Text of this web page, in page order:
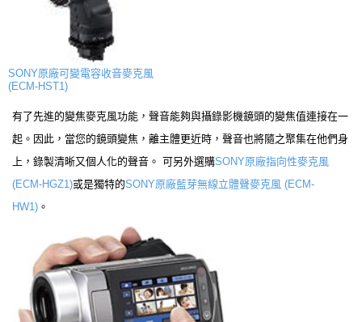
SONY原廠可變電容收音麥克風
(ECM-HST1)
有了先進的變焦麥克風功能，聲音能夠與攝錄影機鏡頭的變焦值連接在一
起。因此，當您的鏡頭變焦，離主體更近時，聲音也將隨之聚集在他們身
上，錄製清晰又個人化的聲音。 可另外選購SONY原廠指向性麥克風
(ECM-HGZ1)或是獨特的SONY原廠藍芽無線立體聲麥克風 (ECM-
HW1) 。